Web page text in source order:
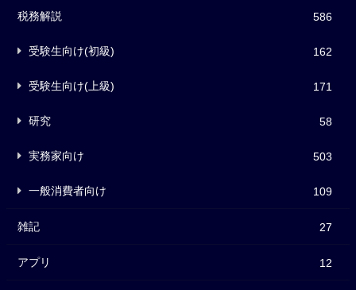
税務解説 586
受験生向け(初級) 162
受験生向け(上級) 171
研究 58
実務家向け 503
一般消費者向け 109
雑記 27
アプリ 12